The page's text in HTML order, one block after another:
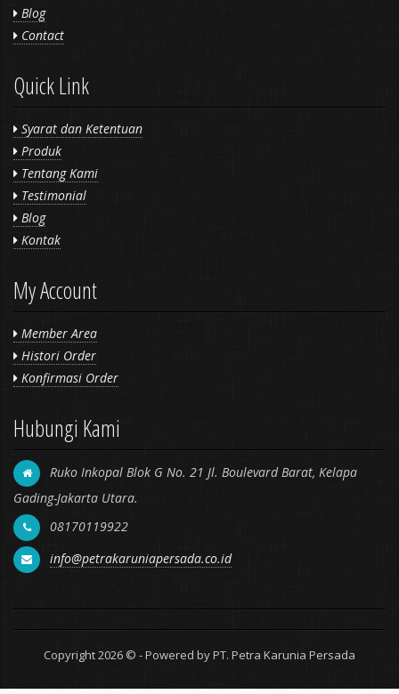
Blog
Contact
Quick Link
Syarat dan Ketentuan
Produk
Tentang Kami
Testimonial
Blog
Kontak
My Account
Member Area
Histori Order
Konfirmasi Order
Hubungi Kami
Ruko Inkopal Blok G No. 21 Jl. Boulevard Barat, Kelapa
Gading-Jakarta Utara.
08170119922
info@petrakaruniapersada.co.id
Copyright 2026 © - Powered by PT. Petra Karunia Persada